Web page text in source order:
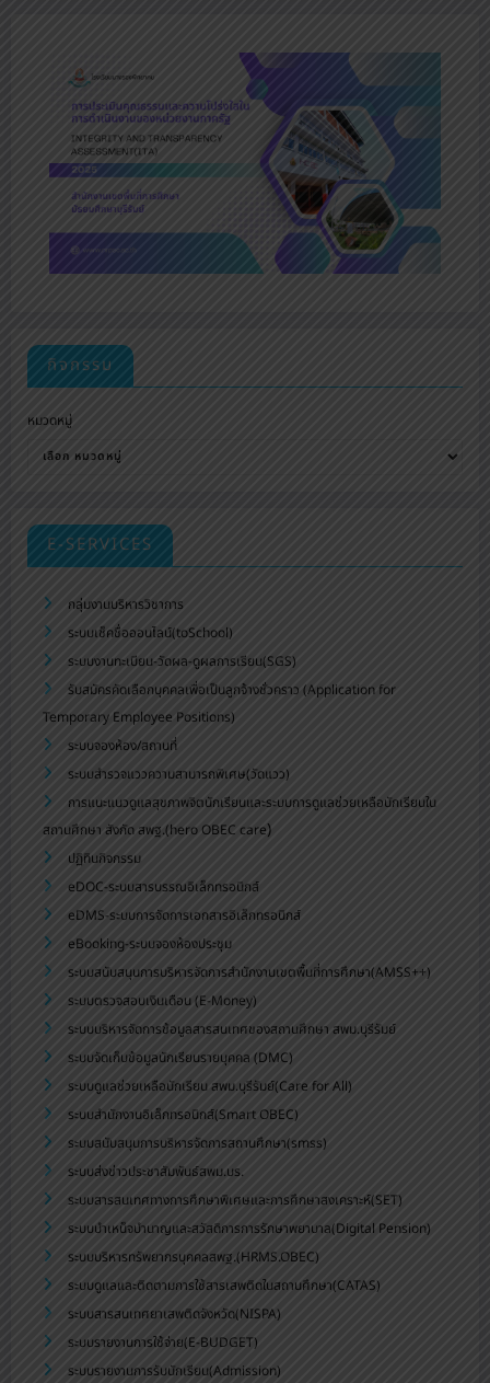
กิจกรรม
หมวดหมู่
E-SERVICES
กลุ่มงานบริหารวิชาการ
ระบบเช็คชื่อออนไลน์(toSchool)
ระบบงานทะเบียน-วัดผล-ดูผลการเรียน(SGS)
รับสมัครคัดเลือกบุคคลเพื่อเป็นลูกจ้างชั่วคราว (Application for
Temporary Employee Positions)
ระบบจองห้อง/สถานที่
ระบบสำรวจแววความสามารถพิเศษ(วัดแวว)
การแนะแนวดูแลสุขภาพจิตนักเรียนและระบบการดูแลช่วยเหลือนักเรียนใน
สถานศึกษา สังกัด สพฐ.(hero OBEC care)
ปฏิทินกิจกรรม
eDOC-ระบบสารบรรณอิเล็กทรอนิกส์
eDMS-ระบบการจัดการเอกสารอิเล็กทรอนิกส์
eBooking-ระบบจองห้องประชุม
ระบบสนับสนุนการบริหารจัดการสำนักงานเขตพื้นที่การศึกษา(AMSS++)
ระบบตรวจสอบเงินเดือน (E-Money)
ระบบบริหารจัดการข้อมูลสารสนเทศของสถานศึกษา สพม.บุรีรัมย์
ระบบจัดเก็บข้อมูลนักเรียนรายบุคคล (DMC)
ระบบดูแลช่วยเหลือนักเรียน สพม.บุรีรัมย์(Care for All)
ระบบสำนักงานอิเล็กทรอนิกส์(Smart OBEC)
ระบบสนับสนุนการบริหารจัดการสถานศึกษา(smss)
ระบบส่งข่าวประชาสัมพันธ์สพม.บร.
ระบบสารสนเทศทางการศึกษาพิเศษและการศึกษาสงเคราะห์(SET)
ระบบบำเหน็จบำนาญและสวัสดิการการรักษาพยาบาล(Digital Pension)
ระบบบริหารทรัพยากรบุคคลสพฐ.(HRMS.OBEC)
ระบบดูแลและติดตามการใช้สารเสพติดในสถานศึกษา(CATAS)
ระบบสารสนเทศยาเสพติดจังหวัด(NISPA)
ระบบรายงานการใช้จ่าย(E-BUDGET)
ระบบรายงานการรับนักเรียน(Admission)